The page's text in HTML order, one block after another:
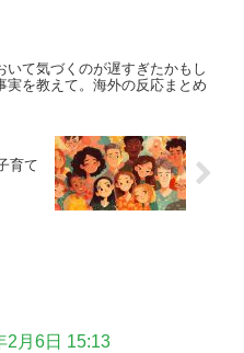
いて気づくのが遅すぎたかもし
実を教えて。海外の反応まとめ
育て
2月6日 15:13